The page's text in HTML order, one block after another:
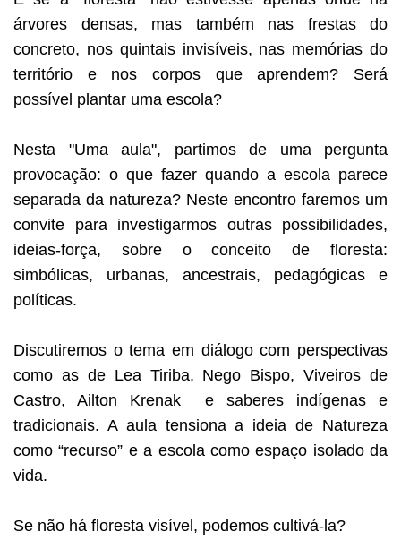
árvores densas, mas também nas frestas do
concreto, nos quintais invisíveis, nas memórias do
território e nos corpos que aprendem? Será
possível plantar uma escola?
Nesta "Uma aula", partimos de uma pergunta
provocação: o que fazer quando a escola parece
separada da natureza? Neste encontro faremos um
convite para investigarmos outras possibilidades,
ideias-força, sobre o conceito de floresta:
simbólicas, urbanas, ancestrais, pedagógicas e
políticas.
Discutiremos o tema em diálogo com perspectivas
como as de Lea Tiriba, Nego Bispo, Viveiros de
Castro, Ailton Krenak e saberes indígenas e
tradicionais. A aula tensiona a ideia de Natureza
como “recurso” e a escola como espaço isolado da
vida.
Se não há floresta visível, podemos cultivá-la?